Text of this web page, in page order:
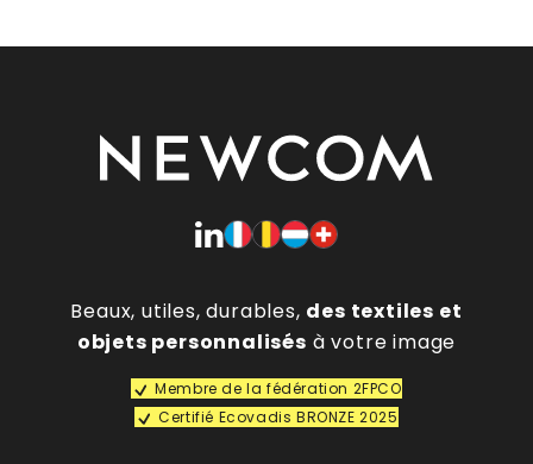
Beaux, utiles, durables, des textiles et
objets personnalisés à votre image
Membre de la fédération 2FPCO
Certifié Ecovadis BRONZE 2025